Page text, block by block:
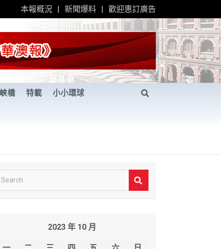
本報概況 新聞爆料 歡迎惠訂廣告
橋 特載 小小環球
2023 年 10 月